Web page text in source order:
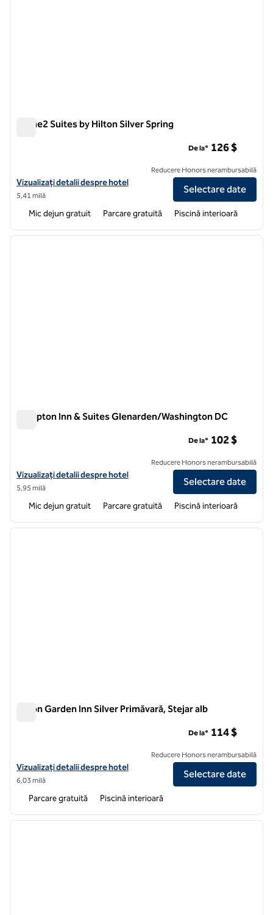
Home2 Suites by Hilton Silver Spring
Vizualizați detaliile hotelului pentru Home2 Suites by Hilton Silver
Vizualizați detalii despre hotel
5,41 milă
De la* 126 $
Reducere Honors nerambursabilă
Selectare date
Mic dejun gratuit Parcare gratuită Piscină interioară
1 din 12
Hampton Inn & Suites Glenarden/Washington DC
Vizualizați detaliile hotelului Hampton Inn & Suites Glenarden/
Vizualizați detalii despre hotel
5,95 milă
De la* 102 $
Reducere Honors nerambursabilă
Selectare date
Mic dejun gratuit Parcare gratuită Piscină interioară
1 din 12
Hilton Garden Inn Silver Primăvară, Stejar alb
Vizualizați detaliile hotelului Hilton Garden Inn Silver Spring White
Vizualizați detalii despre hotel
6,03 milă
De la* 114 $
Reducere Honors nerambursabilă
Selectare date
Parcare gratuită Piscină interioară
1 din 12